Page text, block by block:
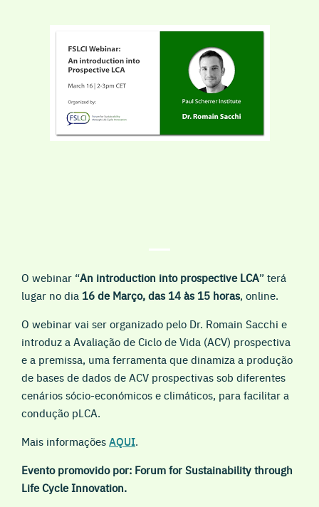
O webinar “An introduction into prospective LCA” terá
lugar no dia 16 de Março, das 14 às 15 horas, online.
O webinar vai ser organizado pelo Dr. Romain Sacchi e
introduz a Avaliação de Ciclo de Vida (ACV) prospectiva
e a premissa, uma ferramenta que dinamiza a produção
de bases de dados de ACV prospectivas sob diferentes
cenários sócio-económicos e climáticos, para facilitar a
condução pLCA.
Mais informaçõesAQUI.
Evento promovido por: Forum for Sustainability through
Life Cycle Innovation.